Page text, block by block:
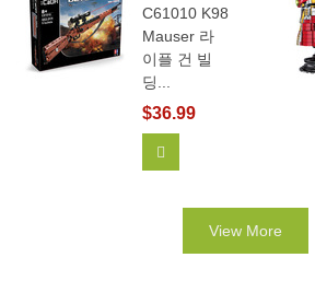
C61010 K98
Mauser 라
이플 건 빌
딩...
$36.99
View More